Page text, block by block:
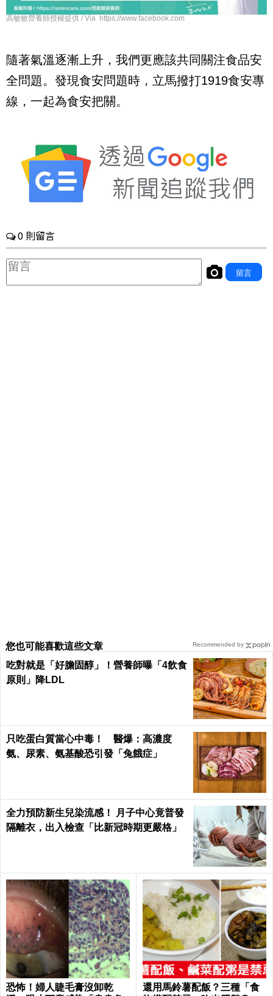
高敏敏營養師授權提供 / Via https://www.facebook.com
隨著氣溫逐漸上升，我們更應該共同關注食品安
全問題。發現食安問題時，立馬撥打1919食安專
線，一起為食安把關。
您也可能喜歡這些文章
吃對就是「好膽固醇」！營養師曝「4飲食
原則」降LDL
只吃蛋白質當心中毒！ 醫爆：高濃度
氨、尿素、氨基酸恐引發「兔餓症」
全力預防新生兒染流感！ 月子中心竟普發
隔離衣，出入檢查「比新冠時期更嚴格」
恐怖！婦人睫毛膏沒卸乾
還用馬鈴薯配飯？三種「食
Recommended by